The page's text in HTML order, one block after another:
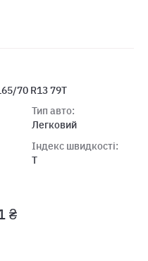
70 R13 79T
Тип авто:
Легковий
Індекс швидкості:
T
₴